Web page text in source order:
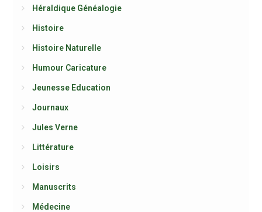
Héraldique Généalogie
Histoire
Histoire Naturelle
Humour Caricature
Jeunesse Education
Journaux
Jules Verne
Littérature
Loisirs
Manuscrits
Médecine